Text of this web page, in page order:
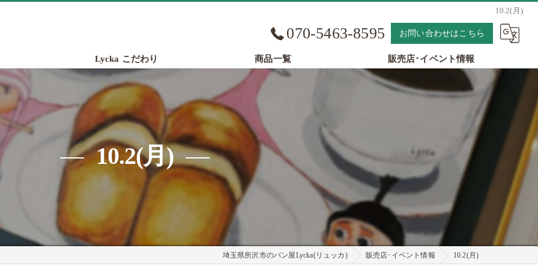
10.2(月)
070-5463-8595 お問い合わせはこちら
Lycka こだわり 商品一覧 販売店･イベント情報
10.2(月)
埼玉県所沢市のパン屋Lycka(リュッカ) 販売店･イベント情報 10.2(月)